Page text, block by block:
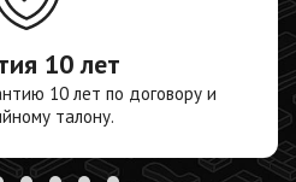
10 лет
10 лет по договору и
талону.